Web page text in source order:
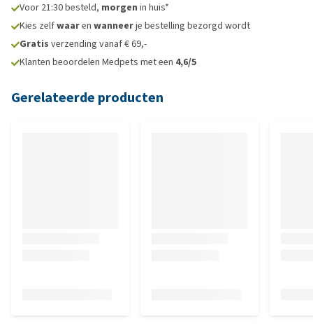
Voor 21:30 besteld, morgen in huis*
Kies zelfwaaren wanneerje bestelling bezorgd wordt
Gratis verzending vanaf € 69,-
Klanten beoordelen Medpets met een 4,6/5
Gerelateerde producten